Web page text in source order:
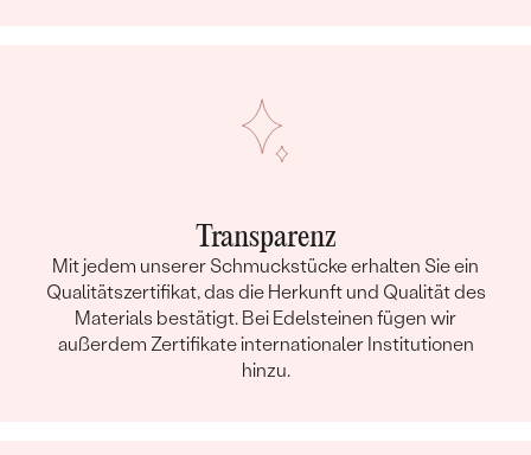
Transparenz
Mit jedem unserer Schmuckstücke erhalten Sie ein
Qualitätszertifikat, das die Herkunft und Qualität des
Materials bestätigt. Bei Edelsteinen fügen wir
außerdem Zertifikate internationaler Institutionen
hinzu.